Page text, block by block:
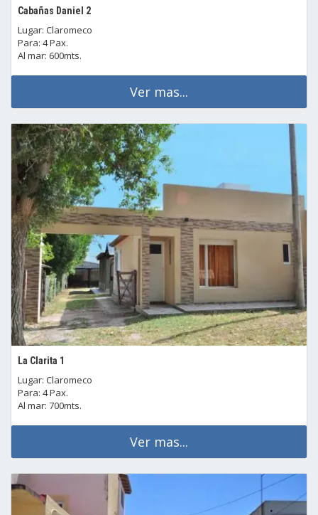
Cabañas Daniel 2
Lugar: Claromeco
Para: 4 Pax.
Al mar: 600mts.
Ver mas...
La Clarita 1
Lugar: Claromeco
Para: 4 Pax.
Al mar: 700mts.
Ver mas...